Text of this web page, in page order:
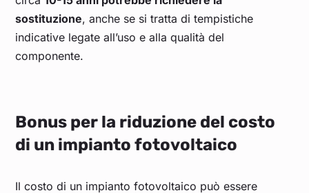
sostituzione, anche se si tratta di tempistiche
indicative legate all’uso e alla qualità del
componente.
Bonus per la riduzione del costo
di un impianto fotovoltaico
Il costo di un impianto fotovoltaico può essere